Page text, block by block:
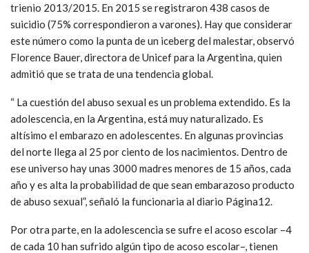
trienio 2013/2015. En 2015 se registraron 438 casos de
suicidio (75% correspondieron a varones). Hay que considerar
este número como la punta de un iceberg del malestar, observó
Florence Bauer, directora de Unicef para la Argentina, quien
admitió que se trata de una tendencia global.
“ La cuestión del abuso sexual es un problema extendido. Es la
adolescencia, en la Argentina, está muy naturalizado. Es
altísimo el embarazo en adolescentes. En algunas provincias
del norte llega al 25 por ciento de los nacimientos. Dentro de
ese universo hay unas 3000 madres menores de 15 años, cada
año y es alta la probabilidad de que sean embarazoso producto
de abuso sexual”, señaló la funcionaria al diario Página12.
Por otra parte, en la adolescencia se sufre el acoso escolar –4
de cada 10 han sufrido algún tipo de acoso escolar–, tienen